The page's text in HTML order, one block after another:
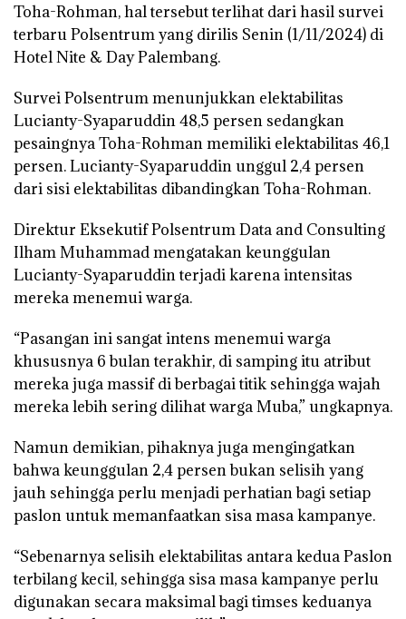
Toha-Rohman, hal tersebut terlihat dari hasil survei
terbaru Polsentrum yang dirilis Senin (1/11/2024) di
Hotel Nite & Day Palembang.
Survei Polsentrum menunjukkan elektabilitas
Lucianty-Syaparuddin 48,5 persen sedangkan
pesaingnya Toha-Rohman memiliki elektabilitas 46,1
persen. Lucianty-Syaparuddin unggul 2,4 persen
dari sisi elektabilitas dibandingkan Toha-Rohman.
Direktur Eksekutif Polsentrum Data and Consulting
Ilham Muhammad mengatakan keunggulan
Lucianty-Syaparuddin terjadi karena intensitas
mereka menemui warga.
“Pasangan ini sangat intens menemui warga
khususnya 6 bulan terakhir, di samping itu atribut
mereka juga massif di berbagai titik sehingga wajah
mereka lebih sering dilihat warga Muba,” ungkapnya.
Namun demikian, pihaknya juga mengingatkan
bahwa keunggulan 2,4 persen bukan selisih yang
jauh sehingga perlu menjadi perhatian bagi setiap
paslon untuk memanfaatkan sisa masa kampanye.
“Sebenarnya selisih elektabilitas antara kedua Paslon
terbilang kecil, sehingga sisa masa kampanye perlu
digunakan secara maksimal bagi timses keduanya